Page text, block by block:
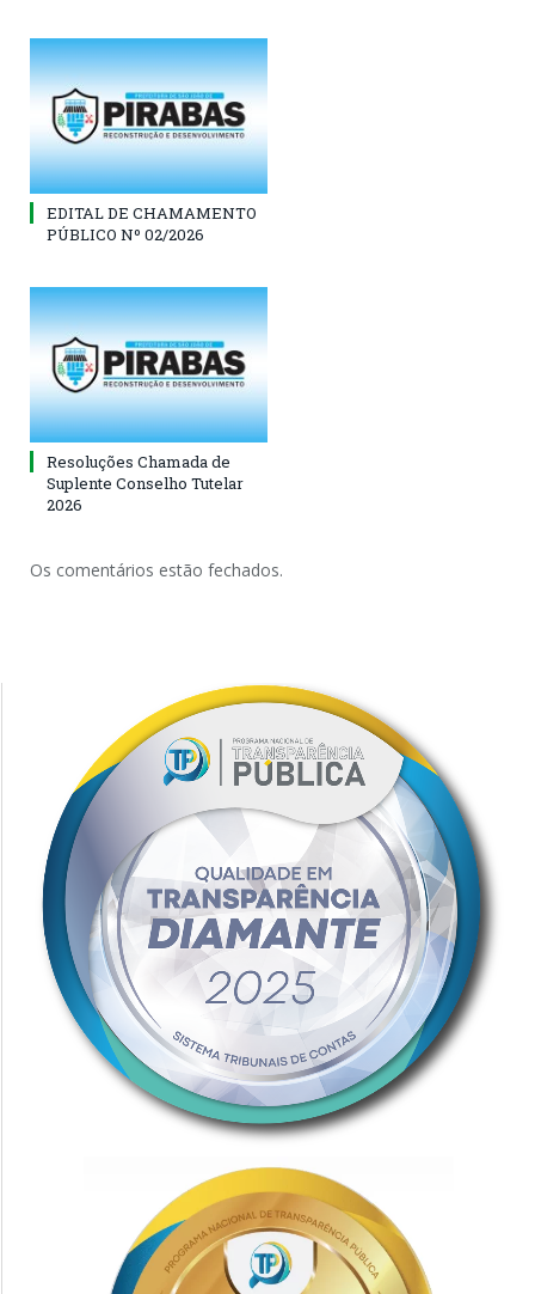
EDITAL DE CHAMAMENTO
PÚBLICO Nº 02/2026
Resoluções Chamada de
Suplente Conselho Tutelar
2026
Os comentários estão fechados.